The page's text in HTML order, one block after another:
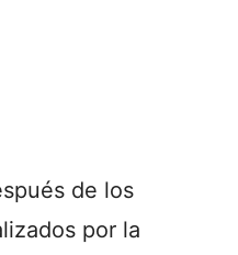
de los
por la